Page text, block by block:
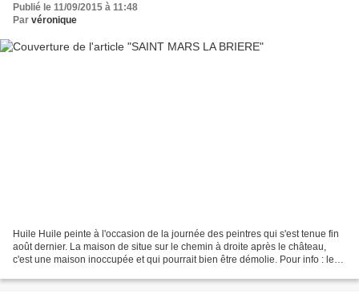
Publié le 11/09/2015 à 11:48
Par véronique
Huile Huile peinte à l'occasion de la journée des peintres qui s'est tenue fin
août dernier. La maison de situe sur le chemin à droite après le château,
c'est une maison inoccupée et qui pourrait bien être démolie. Pour info : les